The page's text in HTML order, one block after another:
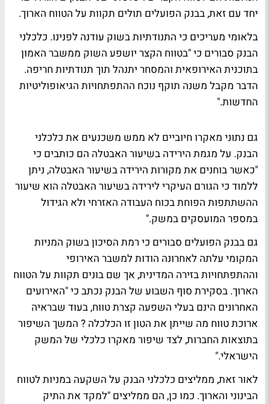
יחד עם זאת, בבנק הפועלים תולים תקוות על הטווח הארוך.
בלאומי מעריכים כי התנודתיות בשוק עודנה לפנינו. כלכלני
הבנק סבורים כי "בטווח הקצר יושפע השוק ממשבר האמון
בתוכנית האירופאית והמסחר יתנהל תוך תנודתיות חריפה.
הדבר מקבל משנה תוקף נוכח ההתפתחויות הגיאופוליטיות
החדשות."
גם נתוני מאקרו חיוביים לא ממש משכנעים את כלכלני
הבנק. על מגמת הירידה בשיעור האבטלה הם כותבים כי
"כאשר בוחנים את מקורות הירידה בשיעור האבטלה, ניתן
ללמוד כי הגורם העיקרי לירידה בשיעור האבטלה הוא שיעור
ההשתתפות הפוחת בכוח העבודה האזרחי ולא הגידול
במספר המועסקים במשק."
גם בבנק הפועלים סבורים כי רמת הסיכון בשוק המניות
המקומי עלתה לאחרונה הודות למשבר האירופי
וההתפתחויות בזירה המדינית, אך שם בונים תקוות על הטווח
הארוך. בסקירת סוף השבוע של הבנק נכתב כי "האירועים
האחרונים הינם בעלי השפעה קצרת טווח, בעוד שבראיה
ארוכת טווח מה שייתן את הטון זו הכלכלה ? המשך השיפור
בתוצאות החברות, לצד שיפור מאקרו כלכלי של המשק
הישראלי."
לאור זאת, ממליצים כלכלני הבנק על השקעה במניות לטווח
הבינוני והארוך. כמו כן, הם ממליצים "למקד את התיק